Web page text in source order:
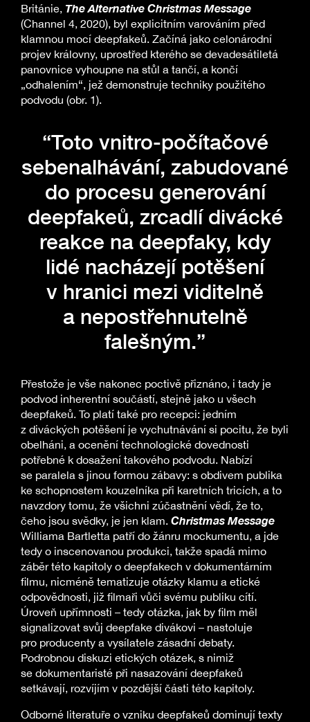
Británie, The Alternative Christmas Message
(Channel 4, 2020), byl explicitním varováním před
klamnou mocí deepfakeů. Začíná jako celonárodní
projev královny, uprostřed kterého se devadesátiletá
panovnice vyhoupne na stůl a tančí, a končí
„odhalením“, jež demonstruje techniky použitého
podvodu (obr. 1).
“Toto vnitro-počítačové
sebenalhávání, zabudované
do procesu generování
deepfakeů, zrcadlí divácké
reakce na deepfaky, kdy
lidé nacházejí potěšení
v hranici mezi viditelně
a nepostřehnutelně
falešným.”
Přestože je vše nakonec poctivě přiznáno, i tady je
podvod inherentní součástí, stejně jako u všech
deepfakeů. To platí také pro recepci: jedním
z diváckých potěšení je vychutnávání si pocitu, že byli
obelháni, a ocenění technologické dovednosti
potřebné k dosažení takového podvodu. Nabízí
se paralela s jinou formou zábavy: s obdivem publika
ke schopnostem kouzelníka při karetních tricích, a to
navzdory tomu, že všichni zúčastnění vědí, že to,
čeho jsou svědky, je jen klam. Christmas Message
Williama Bartletta patří do žánru mockumentu, a jde
tedy o inscenovanou produkci, takže spadá mimo
záběr této kapitoly o deepfakech v dokumentárním
filmu, nicméně tematizuje otázky klamu a etické
odpovědnosti, již filmaři vůči svému publiku cítí.
Úroveň upřímnosti – tedy otázka, jak by film měl
signalizovat svůj deepfake divákovi – nastoluje
pro producenty a vysílatele zásadní debaty.
Podrobnou diskuzi etických otázek, s nimiž
se dokumentaristé při nasazování deepfakeů
setkávají, rozvíjím v pozdější části této kapitoly.
Odborné literatuře o vzniku deepfakeů dominují texty